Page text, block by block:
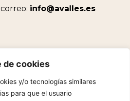
de cookies
y/o tecnologías similares
para que el usuario
info@avalles.es
Aviso legal